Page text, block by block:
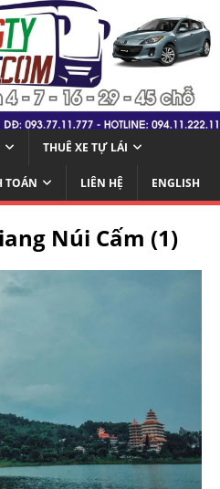
THUÊ XE TỰ LÁI
TOÁN LIÊN HỆ ENGLISH
Núi Cấm (1)